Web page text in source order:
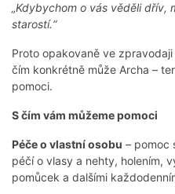
„Kdybychom o vás věděli dřív,
starostí.“
Proto opakovaně ve
čím konkrétně může Archa –
pomoci.
S čím vám můžeme pomoci
Péče o vlastní osobu – pomoc
péčí o vlasy a nehty, holením,
pomůcek a dalšími